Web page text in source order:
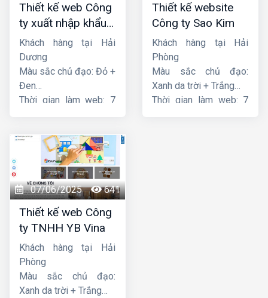
Thiết kế web Công
ty xuất nhập khẩu
Thiên Thuận Phát
Khách hàng tại Hải
Dương
Màu sắc chủ đạo: Đỏ +
Đen
Thời gian làm web: 7
Thiết kế website
Công ty Sao Kim
Khách hàng tại Hải
Phòng
Màu sắc chủ đạo:
Xanh da trời + Trắng
Thời gian làm web: 7
07/06/2025 641
Thiết kế web Công
ty TNHH YB Vina
Khách hàng tại Hải
Phòng
Màu sắc chủ đạo:
Xanh da trời + Trắng